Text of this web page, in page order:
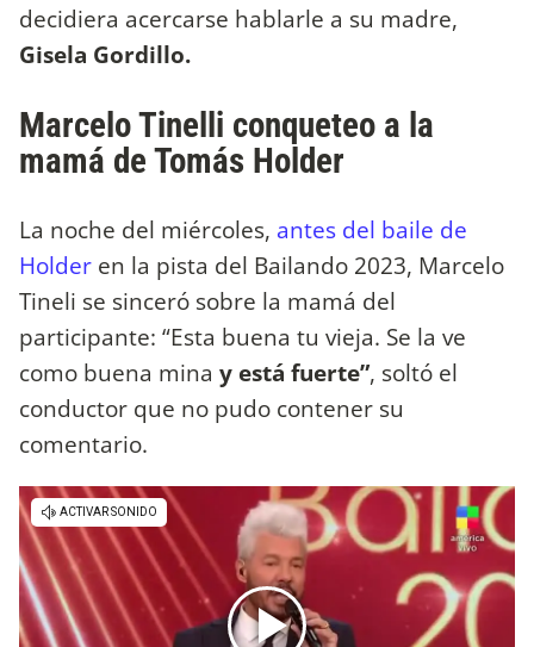
decidiera acercarse hablarle a su madre,
Gisela Gordillo.
Marcelo Tinelli conqueteo a la
mamá de Tomás Holder
La noche del miércoles, antes del baile de
Holder en la pista del Bailando 2023, Marcelo
Tineli se sinceró sobre la mamá del
participante: “Esta buena tu vieja. Se la ve
como buena mina y está fuerte”, soltó el
conductor que no pudo contener su
comentario.